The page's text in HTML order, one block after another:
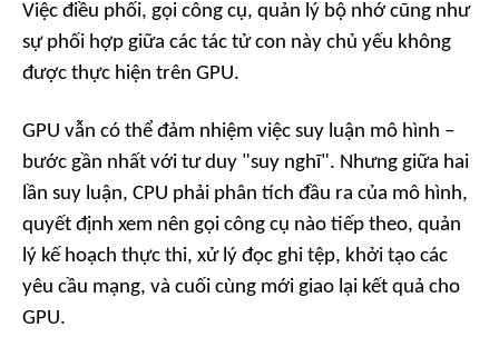
Việc điều phối, gọi công cụ, quản lý bộ nhớ cũng như
sự phối hợp giữa các tác tử con này chủ yếu không
được thực hiện trên GPU.
GPU vẫn có thể đảm nhiệm việc suy luận mô hình –
bước gần nhất với tư duy "suy nghĩ". Nhưng giữa hai
lần suy luận, CPU phải phân tích đầu ra của mô hình,
quyết định xem nên gọi công cụ nào tiếp theo, quản
lý kế hoạch thực thi, xử lý đọc ghi tệp, khởi tạo các
yêu cầu mạng, và cuối cùng mới giao lại kết quả cho
GPU.